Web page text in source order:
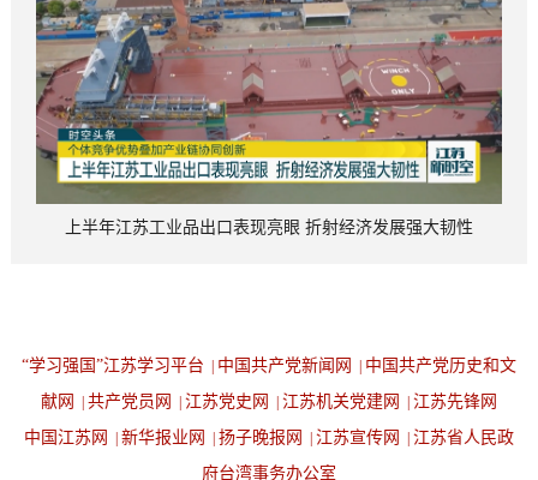
上半年江苏工业品出口表现亮眼 折射经济发展强大韧性
“学习强国”江苏学习平台 中国共产党新闻网
中国共产党历史和文
献网
共产党员网 江苏党史网 江苏机关党建网
江苏先锋网
中国江苏网
新华报业网 扬子晚报网 江苏宣传网
江苏省人民政
府台湾事务办公室